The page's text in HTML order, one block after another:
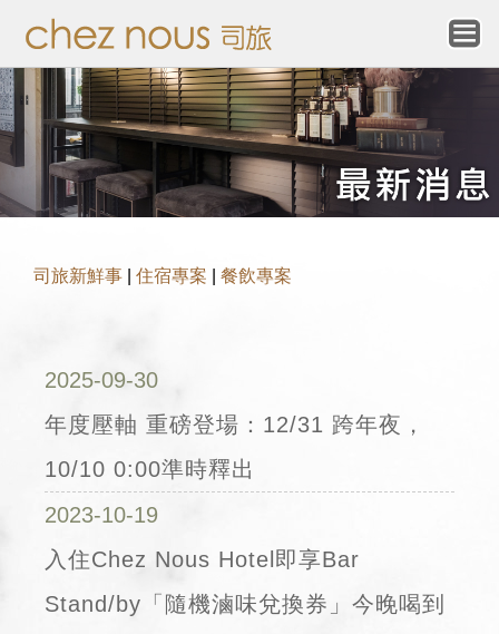
司旅新鮮事 住宿專案 餐飲專案
2025-09-30
年度壓軸 重磅登場：12/31 跨年夜，
10/10 0:00準時釋出
2023-10-19
入住Chez Nous Hotel即享Bar
Stand/by「隨機滷味兌換券」今晚喝到